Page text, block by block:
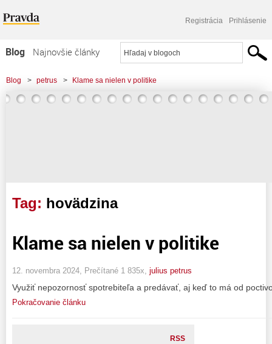
Registrácia Prihlásenie
Blog
Najnovšie články
Najčítanejšie články
Najkomentovanejšie články
Blog > petrus > Klame sa nielen v politike
Tag: hovädzina
Klame sa nielen v politike
12. novembra 2024, Prečítané 1 835x, julius petrus
Využiť nepozornosť spotrebiteľa a predávať, aj keď to má od
Pokračovanie článku
RSS